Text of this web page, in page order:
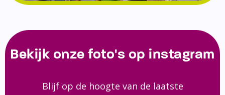
Bekijk onze foto's op instagram
Blijf op de hoogte van de laatste